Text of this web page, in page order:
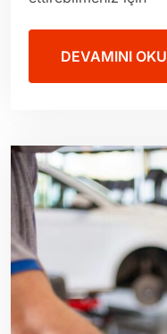
DEVAMINI OKU